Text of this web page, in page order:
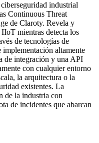
industrial
Continuous Threat
de Claroty. Revela y
mientras detecta los
de tecnologías de
implementación altamente
de integración y una API
con cualquier entorno
la arquitectura o la
existentes. La
de la industria con
de incidentes que abarcan